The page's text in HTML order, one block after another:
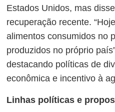
Estados Unidos, mas
recuperação recente.
alimentos consumidos no
produzidos no próprio
destacando políticas de
econômica e incentivo à
Linhas políticas e